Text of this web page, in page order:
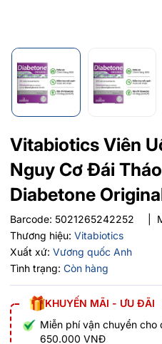
Vitabiotics Viên
Nguy Cơ Đái
Diabetone
Barcode: 5021265242252
Thương hiệu: Vitabiotics
Xuất xứ: Vương quốc Anh
Tình trạng: Còn hàng
KHUYẾN MÃI - ƯU ĐÃI
Miễn phí vận chuyển
650.000 VNĐ